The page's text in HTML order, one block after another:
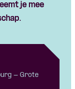
je mee
- Grote